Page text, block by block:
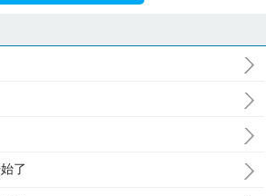
了